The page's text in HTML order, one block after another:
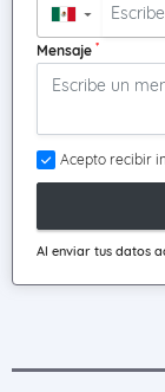
▼
Mensaje *
Acepto recibir
Al enviar tus datos